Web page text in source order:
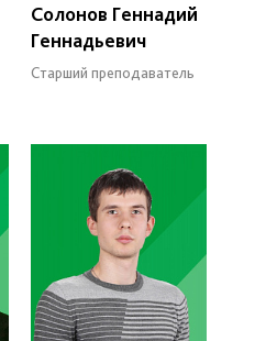
Солонов Геннадий
Геннадьевич
Старший преподаватель